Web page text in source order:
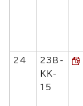
24
23B-
KK-
15